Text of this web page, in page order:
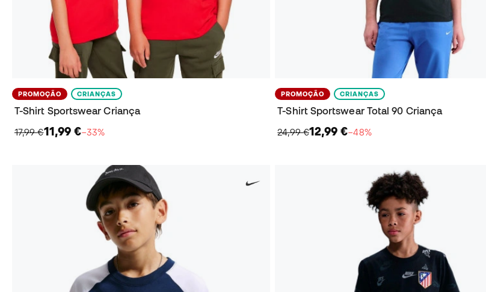
PROMOÇÃO CRIANÇAS
T-Shirt Sportswear Criança
17,99 €11,99 €−33%
PROMOÇÃO CRIANÇAS
T-Shirt Sportswear Total 90 Criança
24,99 €12,99 €−48%